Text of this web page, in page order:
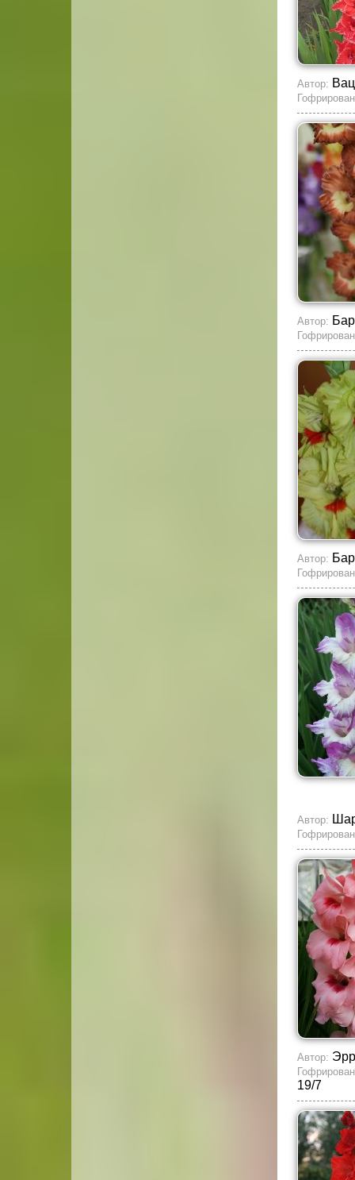
Автор:
Автор:
Автор:
Автор:
Автор:
19/7